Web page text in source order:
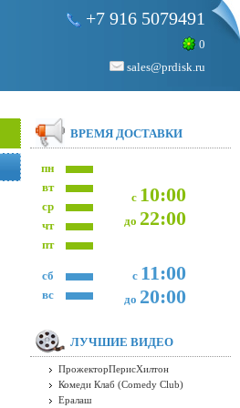
+7 916 5079491
0
sales@prdisk.ru
ВРЕМЯ ДОСТАВКИ
пн
с 10:00
до 22:00
вт
ср
чт
пт
с 11:00
до 20:00
сб
вс
ЛУЧШИЕ ВИДЕО
ПрожекторПерисХилтон
Комеди Клаб (Comedy Club)
Ералаш